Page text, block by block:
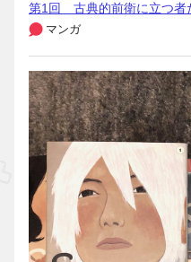
第1回 古典的前衛に立つ者
マンガ